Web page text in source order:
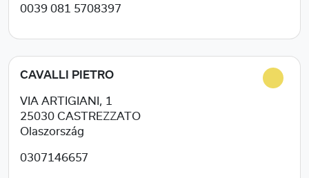
0039 081 5708397
CAVALLI PIETRO
VIA ARTIGIANI, 1
25030 CASTREZZATO
Olaszország
0307146657